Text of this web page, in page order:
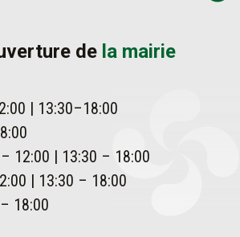
de la mairie
| 13:30–18:00
12:00 | 13:30 – 18:00
| 13:30 – 18:00
18:00